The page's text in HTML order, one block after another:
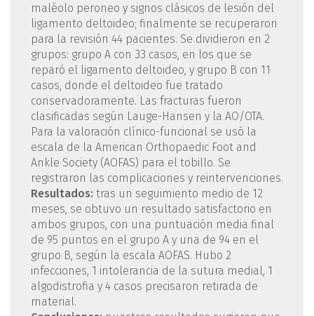
maléolo peroneo y signos clásicos de lesión del
ligamento deltoideo; finalmente se recuperaron
para la revisión 44 pacientes. Se dividieron en 2
grupos: grupo A con 33 casos, en los que se
reparó el ligamento deltoideo, y grupo B con 11
casos, donde el deltoideo fue tratado
conservadoramente. Las fracturas fueron
clasificadas según Lauge-Hansen y la AO/OTA.
Para la valoración clínico-funcional se usó la
escala de la American Orthopaedic Foot and
Ankle Society (AOFAS) para el tobillo. Se
registraron las complicaciones y reintervenciones.
Resultados: tras un seguimiento medio de 12
meses, se obtuvo un resultado satisfactorio en
ambos grupos, con una puntuación media final
de 95 puntos en el grupo A y una de 94 en el
grupo B, según la escala AOFAS. Hubo 2
infecciones, 1 intolerancia de la sutura medial, 1
algodistrofia y 4 casos precisaron retirada de
material.